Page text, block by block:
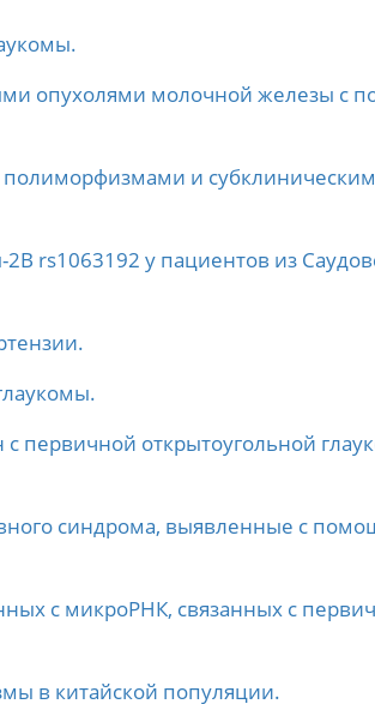
опухолями молочной железы с
и субклиническим
rs1063192 у пациентов из
открытоугольной
синдрома, выявленные с
с микроРНК, связанных с
в китайской популяции.